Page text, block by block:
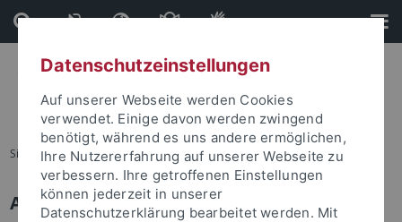
Direkt
zum
Inhalt
Direkt
zur
Fußleiste
Sie sind hier: Startseite
Anmelden
Datenschutzeinstellungen
Auf unserer Webseite werden Cookies
verwendet. Einige davon werden zwingend
benötigt, während es uns andere ermöglichen,
Ihre Nutzererfahrung auf unserer Webseite zu
verbessern. Ihre getroffenen Einstellungen
können jederzeit in unserer
Datenschutzerklärung bearbeitet werden. Mit